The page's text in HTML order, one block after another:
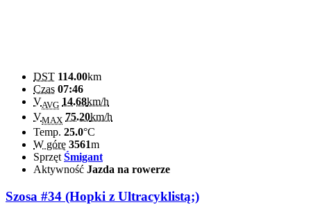
DST 114.00km
Czas 07:46
VAVG 14.68km/h
VMAX 75.20km/h
Temp. 25.0°C
W górę 3561m
Sprzęt Śmigant
Aktywność Jazda na rowerze
Szosa #34 (Hopki z Ultracyklistą;)